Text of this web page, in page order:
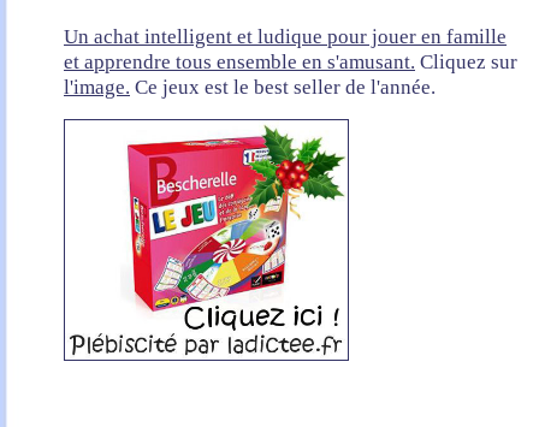
Un achat intelligent et ludique pour jouer en famille
et apprendre tous ensemble en s'amusant. Cliquez sur
l'image. Ce jeux est le best seller de l'année.